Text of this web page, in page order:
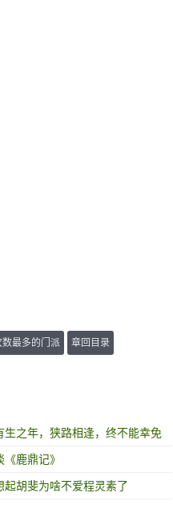
最多的门派 章回目录
生之年，狭路相逢，终不能幸免
《鹿鼎记》
起胡斐为啥不爱程灵素了